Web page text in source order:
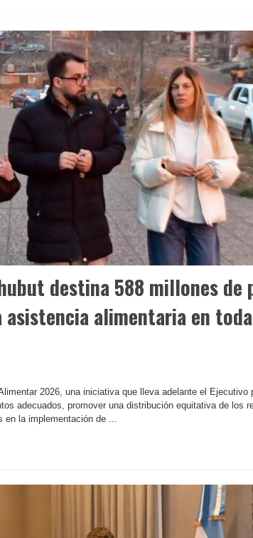
destina 588 millones de
alimentaria en
2026, una iniciativa que lleva adelante el Ejecutivo
adecuados, promover una distribución equitativa de los
en la implementación de ...